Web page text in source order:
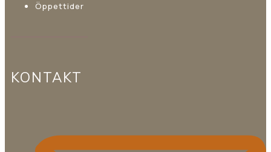
Öppettider
KONTAKT